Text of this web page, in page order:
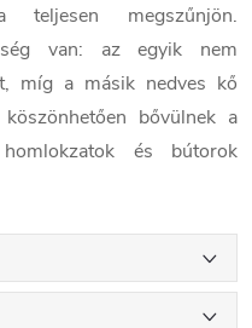
teljesen megszűnjön.
van: az egyik nem
míg a másik nedves kő
bővülnek a
és bútorok